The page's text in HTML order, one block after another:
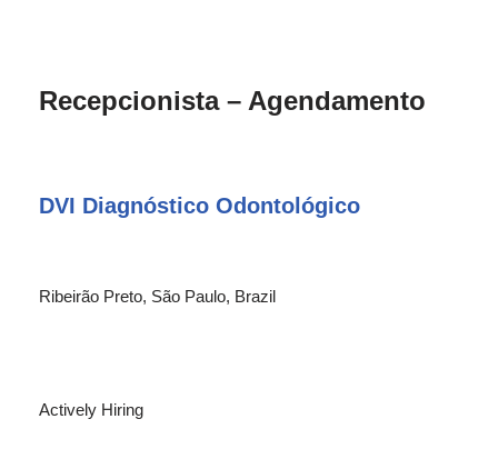
Recepcionista – Agendamento
DVI Diagnóstico Odontológico
Ribeirão Preto, São Paulo, Brazil
Actively Hiring